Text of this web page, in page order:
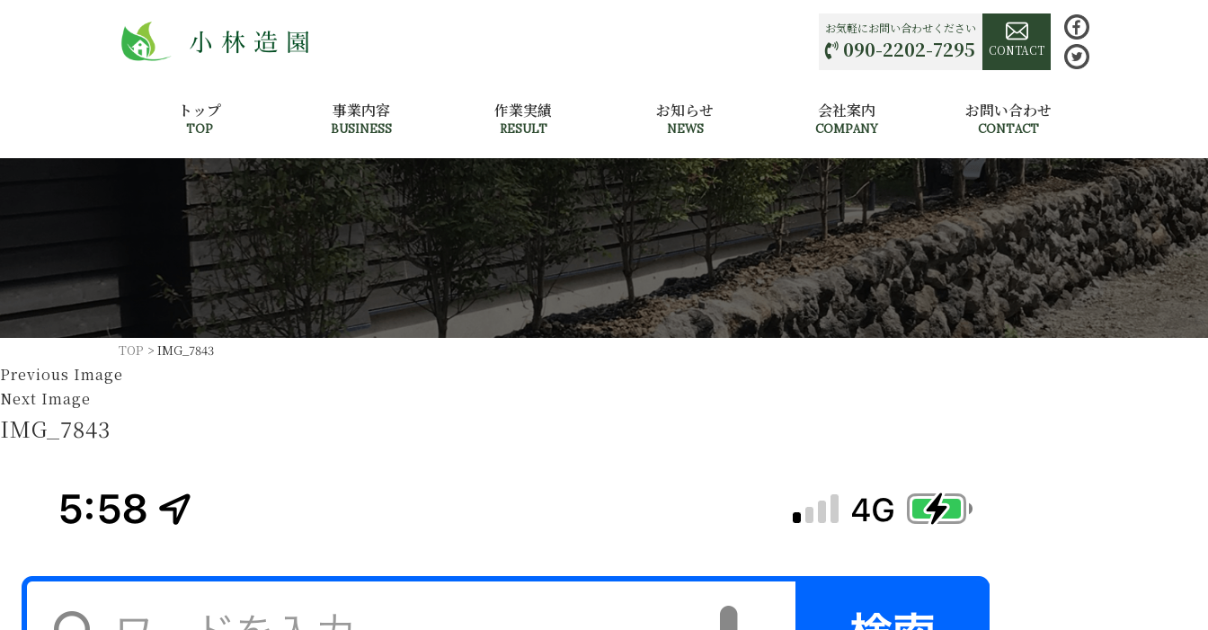
お気軽にお問い合わせください
090-2202-7295 CONTACT
トップ
TOP
事業内容
BUSINESS
作業実績
RESULT
お知らせ
NEWS
会社案内
COMPANY
お問い合わせ
CONTACT
TOP > IMG_7843
Previous Image
Next Image
IMG_7843